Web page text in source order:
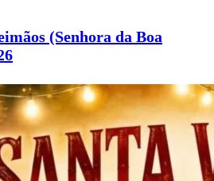
(Senhora da Boa